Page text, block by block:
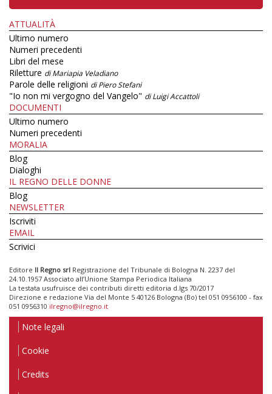
ATTUALITÀ
Ultimo numero
Numeri precedenti
Libri del mese
Riletture di Mariapia Veladiano
Parole delle religioni di Piero Stefani
"Io non mi vergogno del Vangelo" di Luigi Accattoli
DOCUMENTI
Ultimo numero
Numeri precedenti
MORALIA
Blog
Dialoghi
IL REGNO DELLE DONNE
Blog
NEWSLETTER
Iscriviti
EMAIL
Scrivici
Editore Il Regno srl Registrazione del Tribunale di Bologna N. 2237 del
24.10.1957 Associato all’Unione Stampa Periodica Italiana
La testata usufruisce dei contributi diretti editoria d.lgs 70/2017
Direzione e redazione Via del Monte 5 40126 Bologna (Bo) tel 051 0956100 - fax
051 0956310 ilregno@ilregno.it
Note legali
Cookie
Credits